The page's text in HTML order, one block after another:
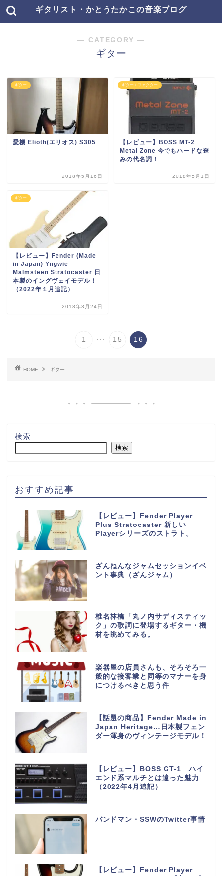
ギタリスト・かとうたかこの音楽ブログ
― CATEGORY ―
ギター
ギター
愛機 Elioth(エリオス) S305
2018年5月16日
ギターエフェクター
【レビュー】BOSS MT-2
Metal Zone 今でもハードな歪
みの代名詞！
2018年5月1日
ギター
【レビュー】Fender (Made
in Japan) Yngwie
Malmsteen Stratocaster 日
本製のイングヴェイモデル！
（2022年１月追記）
2018年3月24日
1 ... 15 16
HOME ギター
検索
検索
おすすめ記事
【レビュー】Fender Player
Plus Stratocaster 新しい
Playerシリーズのストラト。
ざんねんなジャムセッションイベ
ント事典（ざんジャム）
椎名林檎「丸ノ内サディスティッ
ク」の歌詞に登場するギター・機
材を眺めてみる。
楽器屋の店員さんも、そろそろ一
般的な接客業と同等のマナーを身
につけるべきと思う件
【話題の商品】Fender Made in
Japan Heritage…日本製フェン
ダー渾身のヴィンテージモデル！
【レビュー】BOSS GT-1 ハイ
エンド系マルチとは違った魅力
（2022年4月追記）
バンドマン・SSWのTwitter事情
【レビュー】Fender Player